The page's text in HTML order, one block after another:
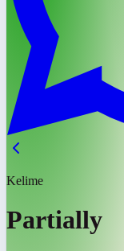
Kelime
Partially